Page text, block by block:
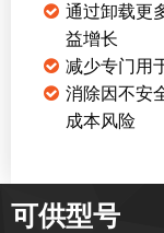
通过卸载更
益增长
减少专门用
消除因不安
成本风险
可供型号